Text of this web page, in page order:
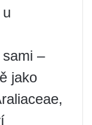
–
jako